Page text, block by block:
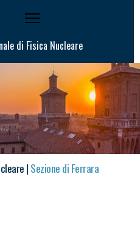
di Fisica Nucleare
|Sezione di Ferrara